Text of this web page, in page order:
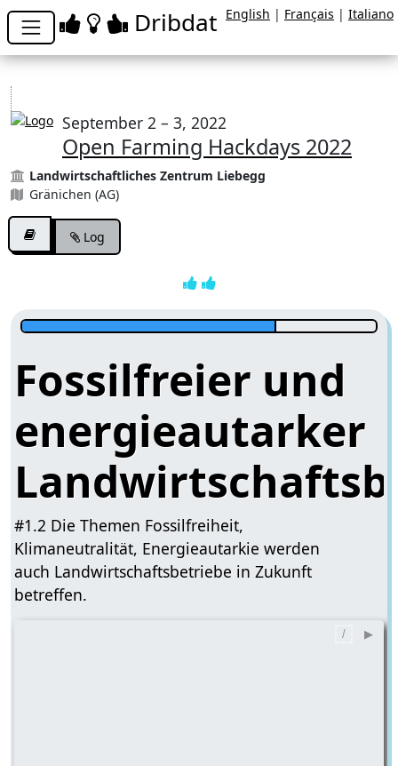
Dribdat
September 2 – 3, 2022
Open Farming Hackdays 2022
Landwirtschaftliches Zentrum Liebegg
Gränichen (AG)
Log
Fossilfreier und
energieautarker
#1.2 Die Themen Fossilfreiheit,
Klimaneutralität, Energieautarkie werden
auch Landwirtschaftsbetriebe in Zukunft
betreffen.
English | Français | Italiano